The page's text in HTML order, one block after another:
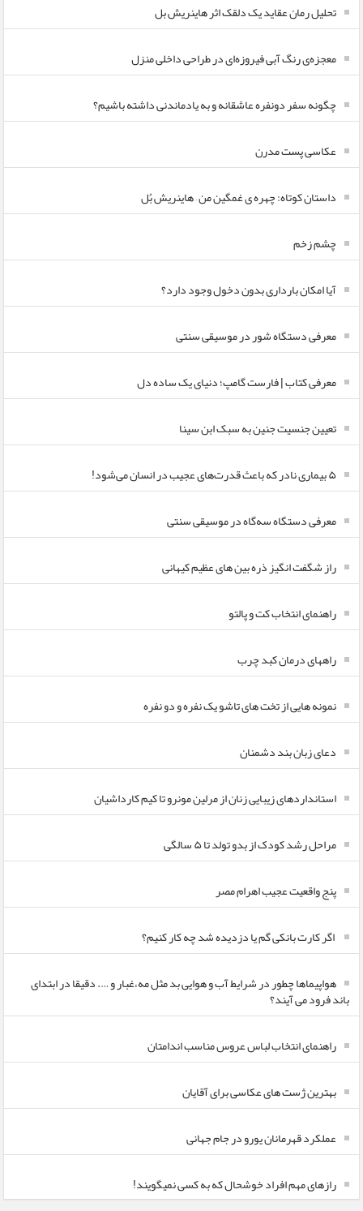
تحلیل رمان عقاید یک دلقک اثر هاینریش بل
معجزه‌ی رنگ آبی فیروزه‌ای در طراحی داخلی منزل
چگونه سفر دونفره عاشقانه و به یادماندنی داشته باشیم؟
عکاسی پست مدرن
داستان کوتاه: چهره ی غمگین من – هاینریش بُل
چشم زخم
آیا امکان بارداری بدون دخول وجود دارد؟
معرفی دستگاه شور در موسیقی سنتی
معرفی کتاب | فارست گامپ؛ دنیای یک ساده دل
تعیین جنسیت جنین به سبک ابن سینا
۵ بیماری نادر که باعث قدرت‌های عجیب در انسان می‌شود!
معرفی دستگاه سه‌گاه در موسیقی سنتی
راز شگفت انگیز ذره بین های عظیم کیهانی
راهنمای انتخاب کت و پالتو
راههای درمان کبد چرب
نمونه هایی از تخت های تاشو یک نفره و دو نفره
دعای زبان بند دشمنان
استانداردهای زیبایی زنان از مرلین مونرو تا کیم کارداشیان
مراحل رشد کودک از بدو تولد تا ۵ سالگی
پنج واقعیت عجیب اهرام مصر
اگر کارت بانکی گم یا دزدیده شد چه کار کنیم؟
هواپیماها چطور در شرایط آب و هوایی بد مثل مه،غبار و …. دقیقا در ابتدای
باند فرود می آیند؟
راهنمای انتخاب لباس عروس مناسب اندامتان
بهترین ژست های عکاسی برای آقایان
عملکرد قهرمانان یورو در جام جهانی
رازهای مهم افراد خوشحال که به کسی نمیگویند!